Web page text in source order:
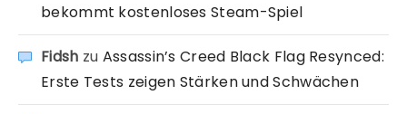
bekommt kostenloses Steam-Spiel
Fidsh zu Assassin’s Creed Black Flag Resynced:
Erste Tests zeigen Stärken und Schwächen